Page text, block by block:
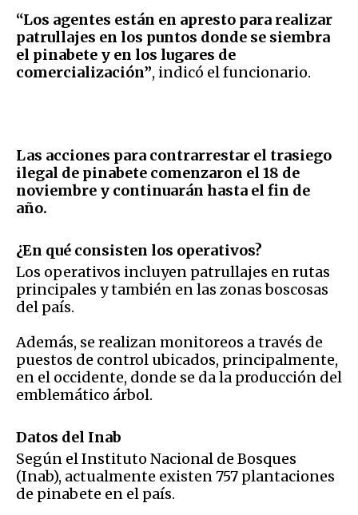
“Los agentes están en apresto para realizar
patrullajes en los puntos donde se siembra
el pinabete y en los lugares de
comercialización”, indicó el funcionario.
Las acciones para contrarrestar el trasiego
ilegal de pinabete comenzaron el 18 de
noviembre y continuarán hasta el fin de
año.
¿En qué consisten los operativos?
Los operativos incluyen patrullajes en rutas
principales y también en las zonas boscosas
del país.
Además, se realizan monitoreos a través de
puestos de control ubicados, principalmente,
en el occidente, donde se da la producción del
emblemático árbol.
Datos del Inab
Según el Instituto Nacional de Bosques
(Inab), actualmente existen 757 plantaciones
de pinabete en el país.